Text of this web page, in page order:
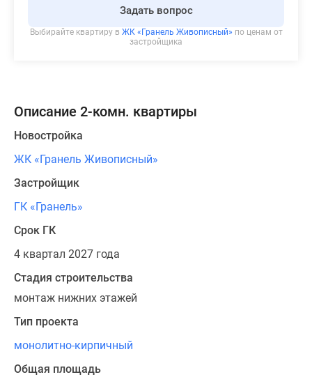
Задать вопрос
Выбирайте квартиру в ЖК «Гранель Живописный» по ценам от
застройщика
Описание 2-комн. квартиры
Новостройка
ЖК «Гранель Живописный»
Застройщик
ГК «Гранель»
Срок ГК
4 квартал 2027 года
Стадия строительства
монтаж нижних этажей
Тип проекта
монолитно-кирпичный
Общая площадь